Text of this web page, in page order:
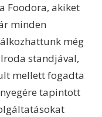
Foodora, akiket
minden
még
standjával,
mellett fogadta
tapintott